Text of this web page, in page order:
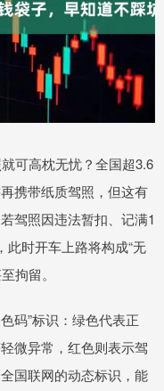
可高枕无忧？全国超3.6
携带纸质驾照，但这有
驾照因违法暂扣、记满1
时开车上路将构成“无
拘留。
码”标识：绿色代表正
微异常，红色则表示驾
国联网的动态标识，能